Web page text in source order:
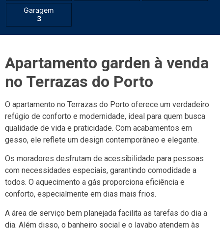
Garagem
3
Apartamento garden à venda
no Terrazas do Porto
O apartamento no Terrazas do Porto oferece um verdadeiro
refúgio de conforto e modernidade, ideal para quem busca
qualidade de vida e praticidade. Com acabamentos em
gesso, ele reflete um design contemporâneo e elegante.
Os moradores desfrutam de acessibilidade para pessoas
com necessidades especiais, garantindo comodidade a
todos. O aquecimento a gás proporciona eficiência e
conforto, especialmente em dias mais frios.
A área de serviço bem planejada facilita as tarefas do dia a
dia. Além disso, o banheiro social e o lavabo atendem às